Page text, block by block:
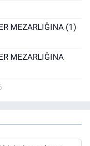
MEZARLIĞINA (1)
MEZARLIĞINA